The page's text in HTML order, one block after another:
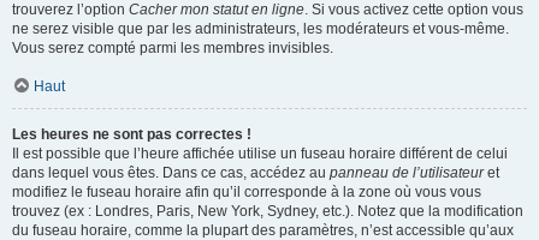
trouverez l’option Cacher mon statut en ligne. Si vous activez cette option vous
ne serez visible que par les administrateurs, les modérateurs et vous-même.
Vous serez compté parmi les membres invisibles.
Haut
Les heures ne sont pas correctes !
Il est possible que l’heure affichée utilise un fuseau horaire différent de celui
dans lequel vous êtes. Dans ce cas, accédez au panneau de l’utilisateuret
modifiez le fuseau horaire afin qu’il corresponde à la zone où vous vous
trouvez (ex : Londres, Paris, New York, Sydney, etc.). Notez que la modification
du fuseau horaire, comme la plupart des paramètres, n’est accessible qu’aux